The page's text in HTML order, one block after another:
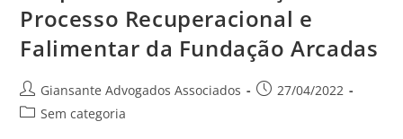
Processo Recuperacional e
Falimentar da Fundação Arcadas
Giansante Advogados Associados
27/04/2022
Sem categoria